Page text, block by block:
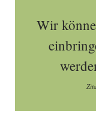
Wir